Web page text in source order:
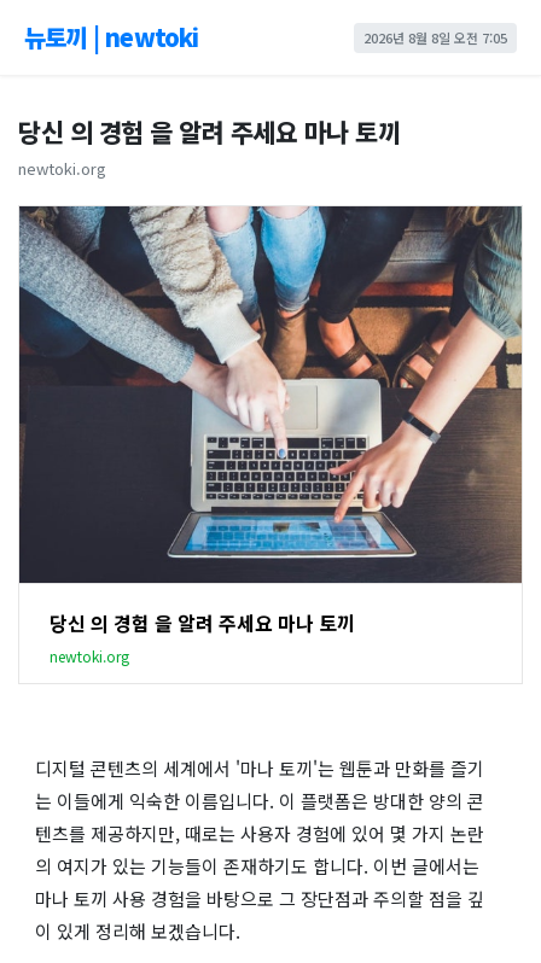
뉴토끼 | newtoki 2026년 8월 8일 오전 7:05
당신 의 경험 을 알려 주세요 마나 토끼
newtoki.org
당신 의 경험 을 알려 주세요 마나 토끼
newtoki.org
디지털 콘텐츠의 세계에서 '마나 토끼'는 웹툰과 만화를 즐기
는 이들에게 익숙한 이름입니다. 이 플랫폼은 방대한 양의 콘
텐츠를 제공하지만, 때로는 사용자 경험에 있어 몇 가지 논란
의 여지가 있는 기능들이 존재하기도 합니다. 이번 글에서는
마나 토끼 사용 경험을 바탕으로 그 장단점과 주의할 점을 깊
이 있게 정리해 보겠습니다.